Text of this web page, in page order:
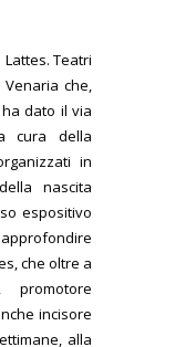
Teatri
che,
dato il via
cura della
in
nascita
espositivo
che oltre a
promotore
incisore
alla